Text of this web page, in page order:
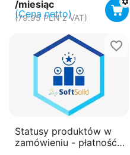
/miesiąc
(Cena netto)
(79.95 PLNz VAT)
Statusy produktów w
zamówieniu - płatność